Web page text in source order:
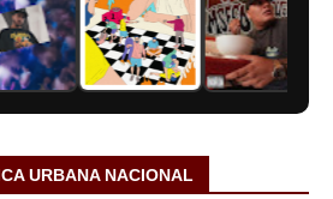
URBANA NACIONAL